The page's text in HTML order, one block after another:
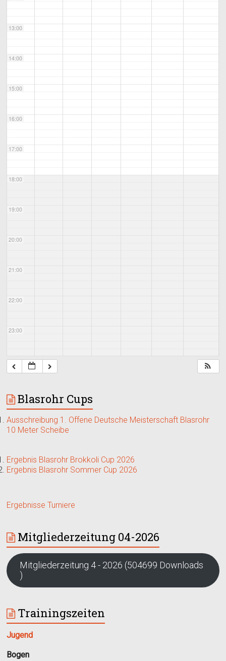
13:00
14:00
15:00
16:00
17:00
18:00
19:00
20:00
21:00
22:00
23:00
Blasrohr Cups
Ausschreibung 1. Offene Deutsche Meisterschaft Blasrohr
10 Meter Scheibe
Ergebnis Blasrohr Brokkoli Cup 2026
Ergebnis Blasrohr Sommer Cup 2026
Ergebnisse Turniere
Mitgliederzeitung 04-2026
Mitgliederzeitung 4 - 2026 (504699 Downloads
)
Trainingszeiten
Jugend
Bogen